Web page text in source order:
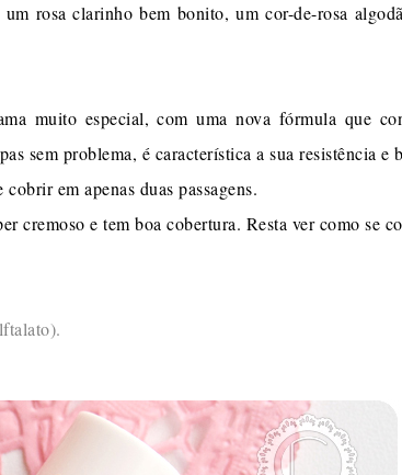
um rosa clarinho bem bonito, um cor-de-rosa
muito especial, com uma nova fórmula que
sem problema, é característica a sua resistência e
em apenas duas passagens.
cremoso e tem boa cobertura. Resta ver como se